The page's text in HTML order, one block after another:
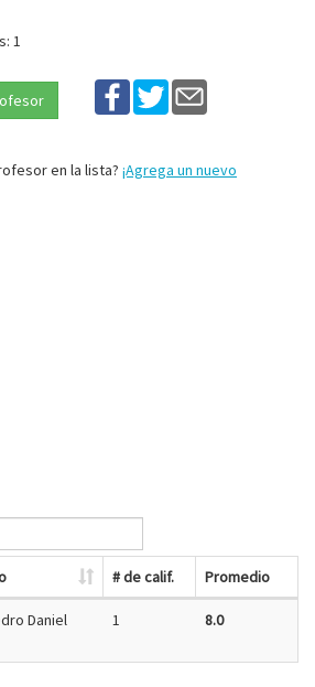
1
en la lista? ¡Agrega un nuevo
# de calif. Promedio
Daniel 1 8.0